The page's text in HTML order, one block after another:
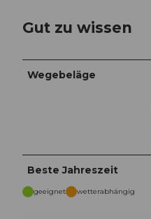
Gut zu wissen
Wegebeläge
Beste Jahreszeit
geeignet wetterabhängig